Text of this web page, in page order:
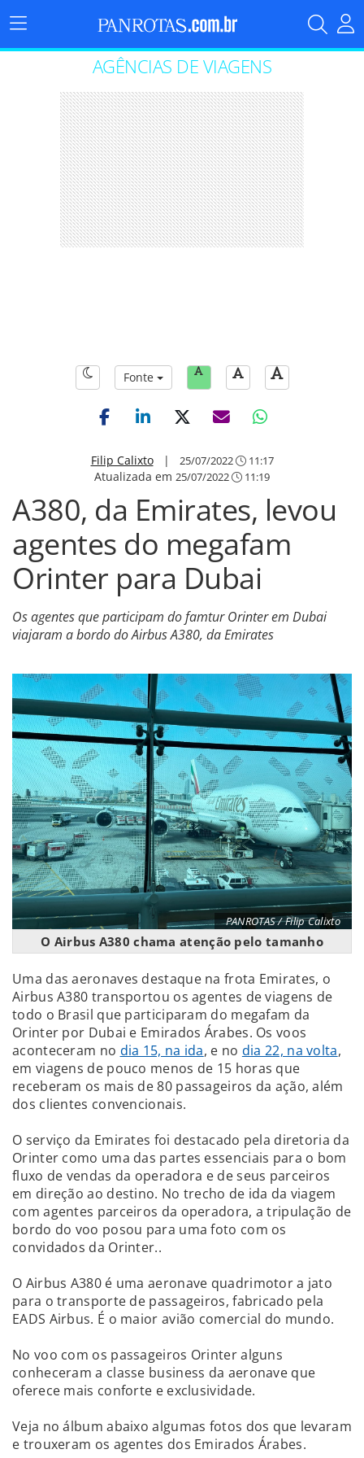
Menu
Principal
AGÊNCIAS DE VIAGENS
Fonte
Filip Calixto| 25/07/2022 11:17
Atualizada em 25/07/2022 11:19
A380, da Emirates, levou
agentes do megafam
Orinter para Dubai
Os agentes que participam do famtur Orinter em Dubai
viajaram a bordo do Airbus A380, da Emirates
PANROTAS / Filip Calixto
O Airbus A380 chama atenção pelo tamanho
Uma das aeronaves destaque na frota Emirates, o
Airbus A380 transportou os agentes de viagens de
todo o Brasil que participaram do megafam da
Orinter por Dubai e Emirados Árabes. Os voos
aconteceram no dia 15, na ida, e no dia 22, na volta,
em viagens de pouco menos de 15 horas que
receberam os mais de 80 passageiros da ação, além
dos clientes convencionais.
O serviço da Emirates foi destacado pela diretoria da
Orinter como uma das partes essenciais para o bom
fluxo de vendas da operadora e de seus parceiros
em direção ao destino. No trecho de ida da viagem
com agentes parceiros da operadora, a tripulação de
bordo do voo posou para uma foto com os
convidados da Orinter..
O Airbus A380 é uma aeronave quadrimotor a jato
para o transporte de passageiros, fabricado pela
EADS Airbus. É o maior avião comercial do mundo.
No voo com os passageiros Orinter alguns
conheceram a classe business da aeronave que
oferece mais conforte e exclusividade.
Veja no álbum abaixo algumas fotos dos que levaram
e trouxeram os agentes dos Emirados Árabes.